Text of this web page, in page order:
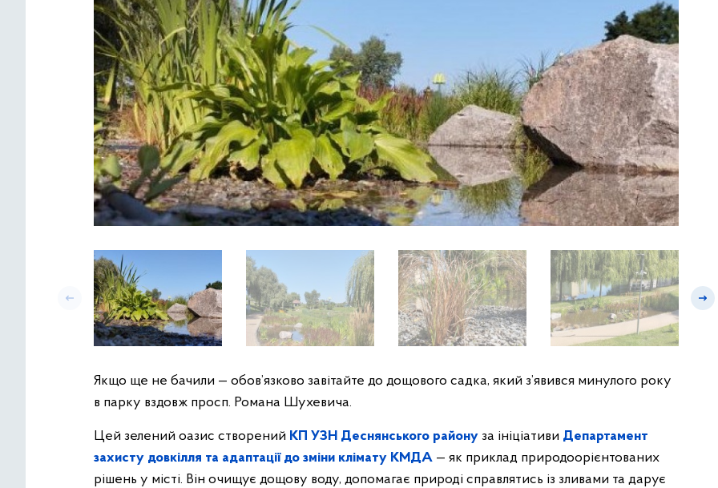
Якщо ще не бачили — обов’язково завітайте до дощового садка, який з’явився минулого року
в парку вздовж просп. Романа Шухевича.
Цей зелений оазис створений КП УЗН Деснянського району за ініціативи Департамент
захисту довкілля та адаптації до зміни клімату КМДА — як приклад природоорієнтованих
рішень у місті. Він очищує дощову воду, допомагає природі справлятись із зливами та дарує